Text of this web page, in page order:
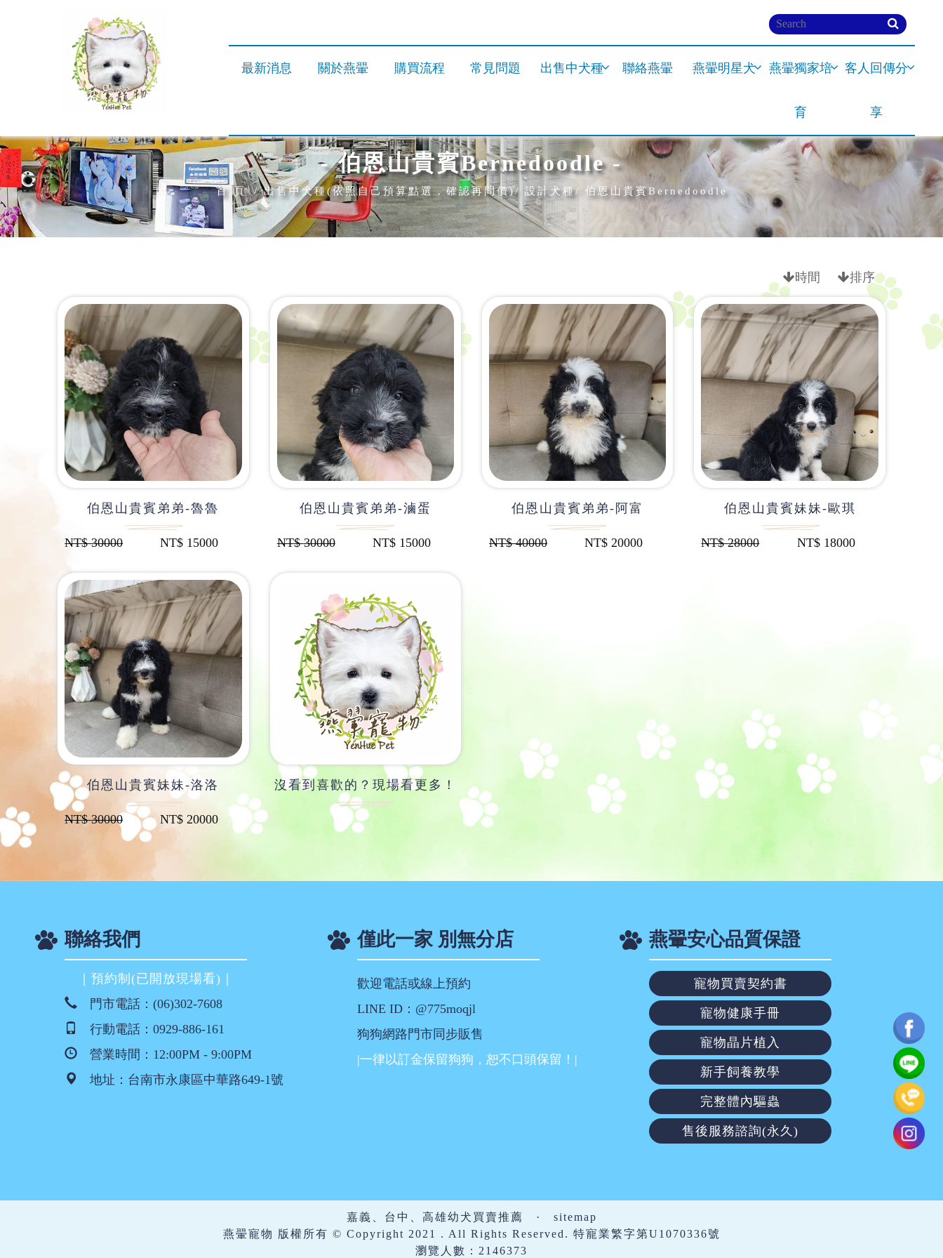
最新消息 關於燕翬 購買流程 常見問題 出售中犬種 聯絡燕翬 燕翬明星犬 燕翬獨家培
育
客人回傳分
享
- 伯恩山貴賓Bernedoodle -
首 頁 出售中犬種(依照自己預算點選，確認再問價) 設計犬種 伯恩山貴賓Bernedoodle
時間 排序
伯恩山貴賓弟弟-魯魯
NT$30000 NT$ 15000
伯恩山貴賓弟弟-滷蛋
NT$30000 NT$ 15000
伯恩山貴賓弟弟-阿富
NT$40000 NT$20000
伯恩山貴賓妹妹-歐琪
NT$28000 NT$ 18000
伯恩山貴賓妹妹-洛洛
NT$30000 NT$ 20000
沒看到喜歡的？現場看更多！
聯絡我們
｜預約制(已開放現場看)｜
門市電話：(06)302-7608
行動電話：0929-886-161
營業時間：12:00PM - 9:00PM
地址： 台南市永康區中華路649-1號
僅此一家 別無分店
歡迎電話或線上預約
LINE ID：@775moqjl
狗狗網路門市同步販售
|一律以訂金保留狗狗，恕不口頭保留！|
燕翬安心品質保證
寵物買賣契約書
寵物健康手冊
寵物晶片植入
新手飼養教學
完整體內驅蟲
售後服務諮詢(永久)
嘉義、台中、高雄幼犬買賣推薦 · sitemap
燕翬寵物 版權所有 © Copyright 2021 . All Rights Reserved. 特寵業繁字第U1070336號
瀏覽人數：2146373